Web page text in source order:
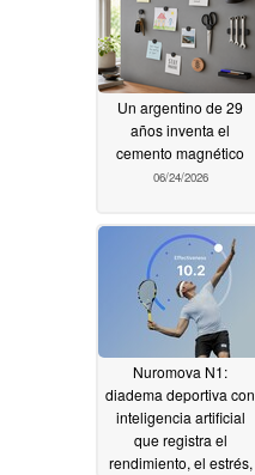
Un argentino de 29
años inventa el
cemento magnético
06/24/2026
Nuromova N1:
diadema deportiva con
inteligencia artificial
que registra el
rendimiento, el estrés,